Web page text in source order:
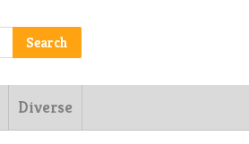
Search
Diverse